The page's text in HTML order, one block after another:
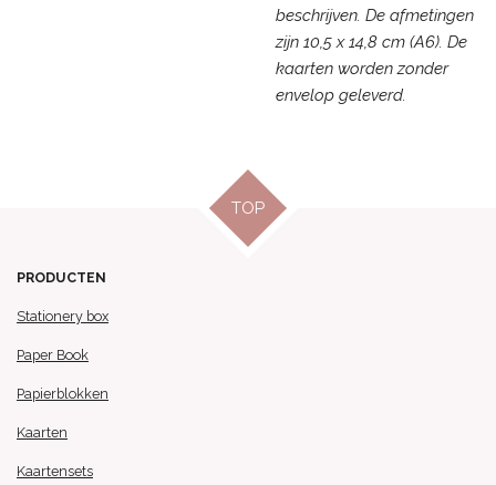
beschrijven. De afmetingen
zijn 10,5 x 14,8 cm (A6). De
kaarten worden zonder
envelop geleverd.
TOP
PRODUCTEN
Stationery box
Paper Book
Papierblokken
Kaarten
Kaartensets